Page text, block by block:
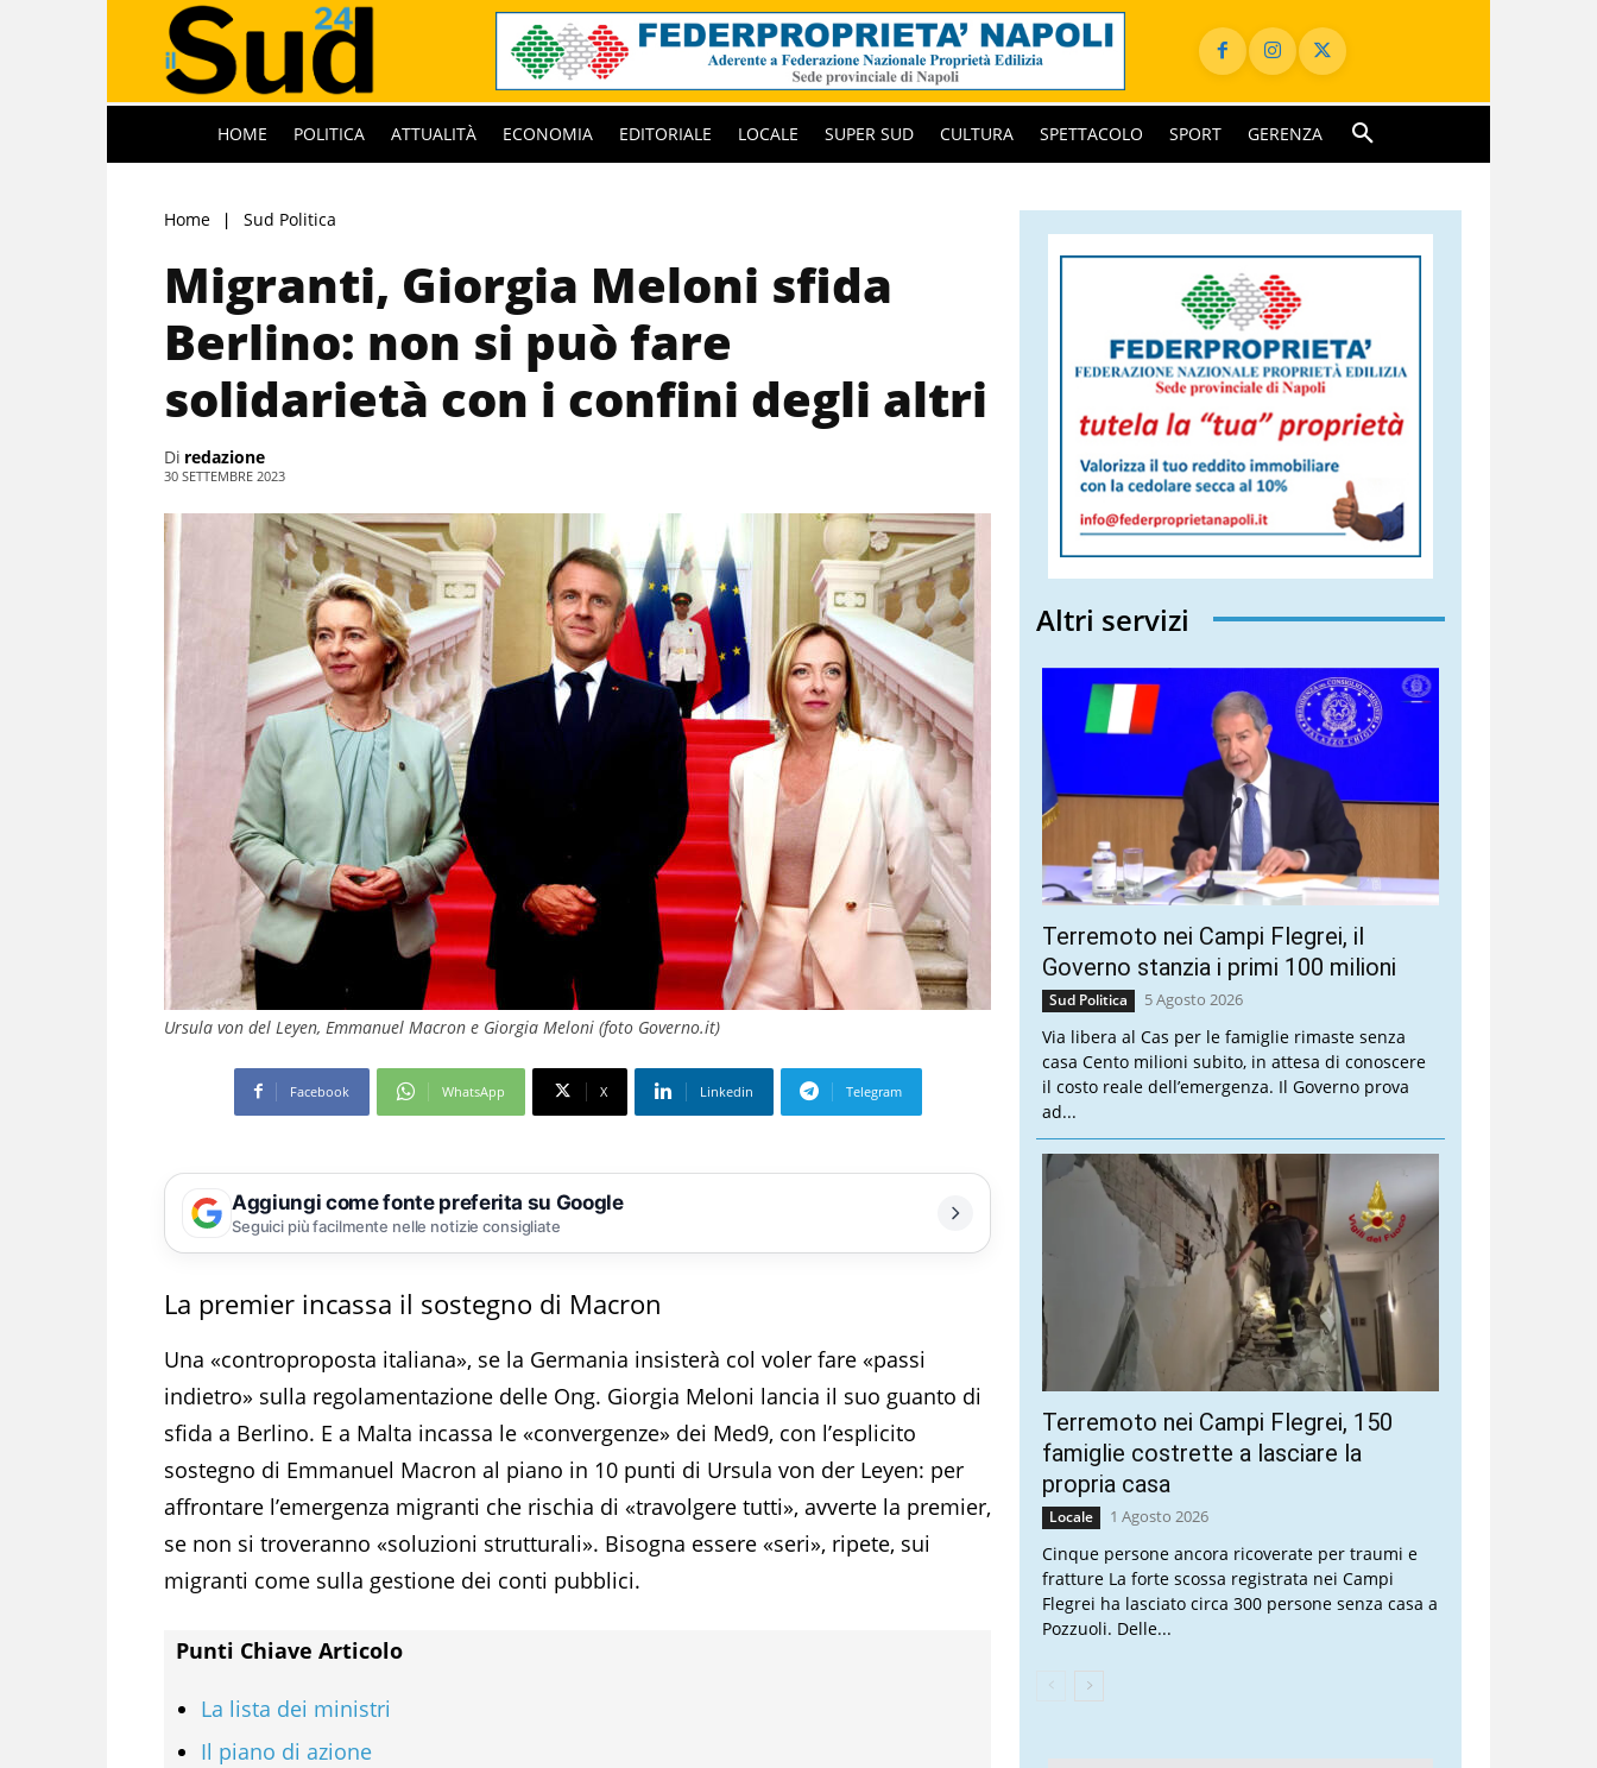
HOME POLITICA ATTUALITÀ ECONOMIA EDITORIALE LOCALE SUPER SUD CULTURA SPETTACOLO SPORT GERENZA
Home Sud Politica
Migranti, Giorgia Meloni sfida
Berlino: non si può fare
solidarietà con i confini degli altri
Di redazione
30 SETTEMBRE 2023
Ursula von del Leyen, Emmanuel Macron e Giorgia Meloni (foto Governo.it)
Facebook WhatsApp X Linkedin Telegram
Aggiungi come fonte preferita su Google
Seguici più facilmente nelle notizie consigliate
La premier incassa il sostegno di Macron
Una «controproposta italiana», se la Germania insisterà col voler fare «passi
indietro» sulla regolamentazione delle Ong. Giorgia Meloni lancia il suo guanto di
sfida a Berlino. E a Malta incassa le «convergenze» dei Med9, con l’esplicito
sostegno di Emmanuel Macron al piano in 10 punti di Ursula von der Leyen: per
affrontare l’emergenza migranti che rischia di «travolgere tutti», avverte la premier,
se non si troveranno «soluzioni strutturali». Bisogna essere «seri», ripete, sui
migranti come sulla gestione dei conti pubblici.
Punti Chiave Articolo
La lista dei ministri
Il piano di azione
Altri servizi
Terremoto nei Campi Flegrei, il
Governo stanzia i primi 100 milioni
Sud Politica 5 Agosto 2026
Via libera al Cas per le famiglie rimaste senza
casa Cento milioni subito, in attesa di conoscere
il costo reale dell’emergenza. Il Governo prova
ad...
Terremoto nei Campi Flegrei, 150
famiglie costrette a lasciare la
propria casa
Locale 1 Agosto 2026
Cinque persone ancora ricoverate per traumi e
fratture La forte scossa registrata nei Campi
Flegrei ha lasciato circa 300 persone senza casa a
Pozzuoli. Delle...